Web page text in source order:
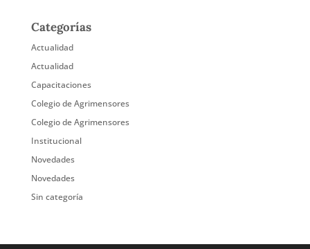
Categorías
Actualidad
Actualidad
Capacitaciones
Colegio de Agrimensores
Colegio de Agrimensores
Institucional
Novedades
Novedades
Sin categoría